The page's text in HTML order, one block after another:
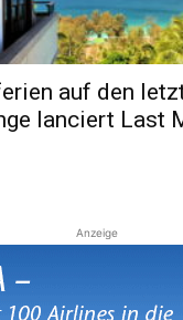
auf den
lanciert Last
Anzeige